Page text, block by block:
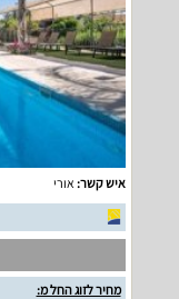
איש קשר: אורי
מחיר לזוג החל מ: